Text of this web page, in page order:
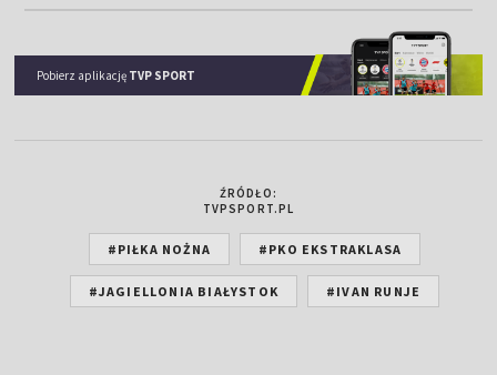
Pobierz aplikację TVP SPORT
ŹRÓDŁO:
TVPSPORT.PL
#PIŁKA NOŻNA #PKO EKSTRAKLASA
#JAGIELLONIA BIAŁYSTOK #IVAN RUNJE